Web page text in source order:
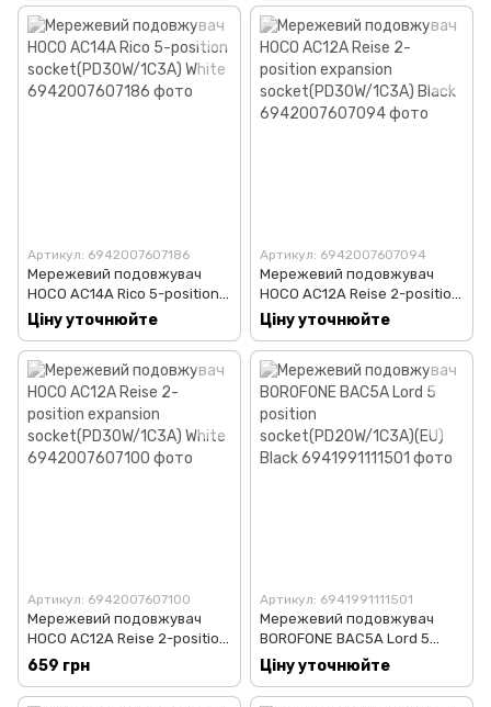
Артикул: 6942007607186
Мережевий подовжувач
HOCO AC14A Rico 5-position
socket(PD30W/1C3A) White
Ціну уточнюйте
Артикул: 6942007607094
Мережевий подовжувач
HOCO AC12A Reise 2-position
expansion
socket(PD30W/1C3A) Black
Ціну уточнюйте
Артикул: 6942007607100
Мережевий подовжувач
HOCO AC12A Reise 2-position
expansion
socket(PD30W/1C3A) White
659 грн
Артикул: 6941991111501
Мережевий подовжувач
BOROFONE BAC5A Lord 5
position socket(PD20W/1C3A)
(EU) Black
Ціну уточнюйте